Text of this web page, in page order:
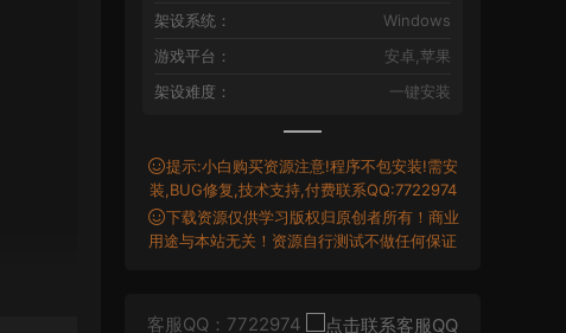
架设系统：
Windows
游戏平台：
安卓,苹果
架设难度：
一键安装
提示:小白购买资源注意!程序不包安装!需安
装,BUG修复,技术支持,付费联系QQ:7722974
下载资源仅供学习版权归原创者所有！商业
用途与本站无关！资源自行测试不做任何保证
客服QQ：7722974